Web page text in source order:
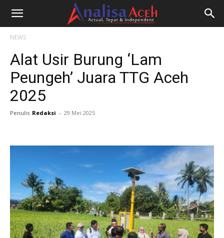
NEWS
Alat Usir Burung ‘Lam
Peungeh’ Juara TTG Aceh
2025
Penulis Redaksi - 29 Mei 2025